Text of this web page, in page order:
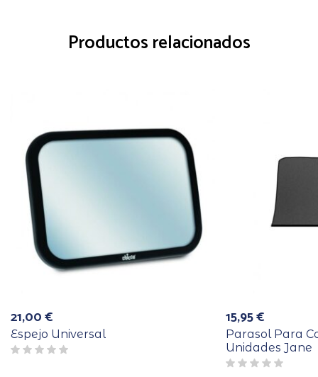
Productos relacionados
21,00€
Espejo Universal
15,95€
Parasol Para
Unidades Jane